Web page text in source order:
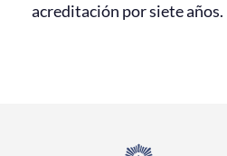
acreditación por siete años.